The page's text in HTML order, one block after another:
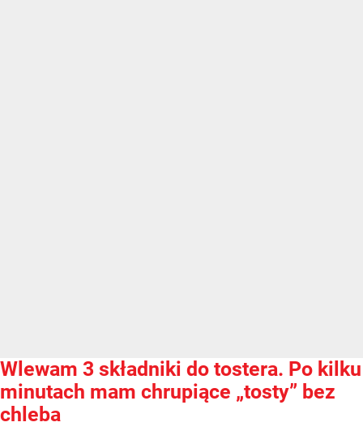
Wlewam 3 składniki do tostera. Po kilku
minutach mam chrupiące „tosty” bez
chleba